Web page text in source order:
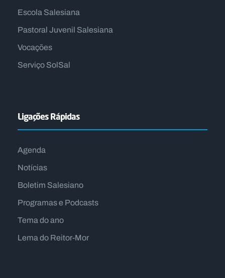
Escola Salesiana
Pastoral Juvenil Salesiana
Vocações
Serviço SolSal
Ligações Rápidas
Agenda
Notícias
Boletim Salesiano
Programas e Podcasts
Tema do ano
Lema do Reitor-Mor